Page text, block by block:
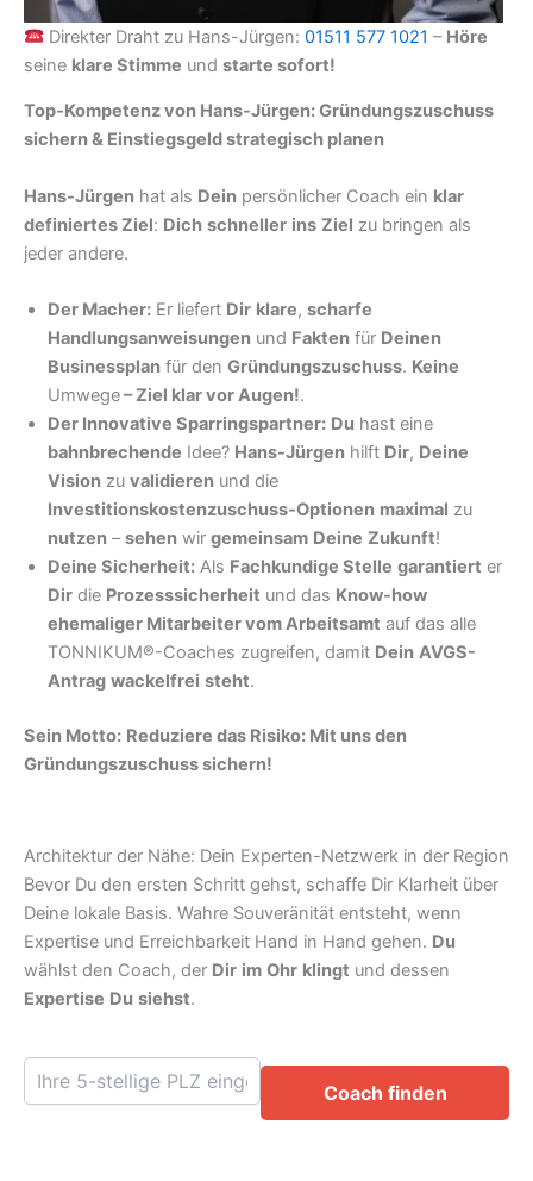
Direkter Draht zu Hans-Jürgen: 01511 577 1021 – Höre
seine klare Stimme und starte sofort!
Top-Kompetenz von Hans-Jürgen: Gründungszuschuss
sichern & Einstiegsgeld strategisch planen
Hans-Jürgen hat als Dein persönlicher Coach ein klar
definiertes Ziel: Dich schneller ins Ziel zu bringen als
jeder andere.
Der Macher: Er liefert Dir klare, scharfe
Handlungsanweisungen und Fakten für Deinen
Businessplan für den Gründungszuschuss. Keine
Umwege–Ziel klar vor Augen!.
Der Innovative Sparringspartner: Du hast eine
bahnbrechende Idee? Hans-Jürgen hilft Dir, Deine
Vision zu validieren und die
Investitionskostenzuschuss-Optionen maximal zu
nutzen –sehen wir gemeinsam Deine Zukunft!
Deine Sicherheit: Als Fachkundige Stelle garantiert er
Dir die Prozesssicherheit und das Know-how
ehemaliger Mitarbeiter vom Arbeitsamt auf das alle
TONNIKUM®-Coaches zugreifen, damit Dein AVGS-
Antrag wackelfrei steht.
Sein Motto: Reduziere das Risiko: Mit uns den
Gründungszuschuss sichern!
Architektur der Nähe: Dein Experten-Netzwerk in der Region
Bevor Du den ersten Schritt gehst, schaffe Dir Klarheit über
Deine lokale Basis. Wahre Souveränität entsteht, wenn
Expertise und Erreichbarkeit Hand in Hand gehen. Du
wählst den Coach, der Dir im Ohr klingt und dessen
Expertise Du siehst.
Coach finden